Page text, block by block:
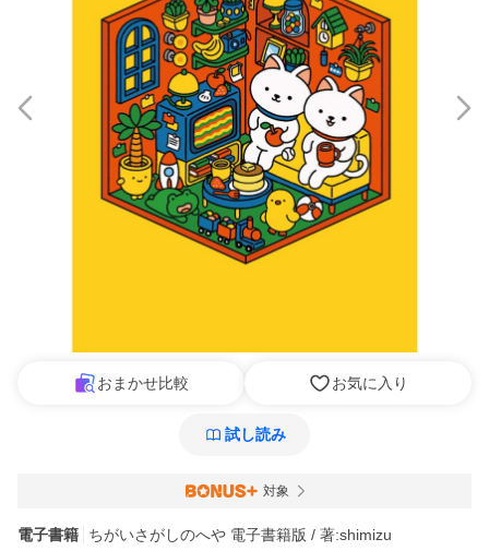
おまかせ比較 お気に入り
試し読み
対象
電子書籍 ちがいさがしのへや 電子書籍版 / 著:shimizu